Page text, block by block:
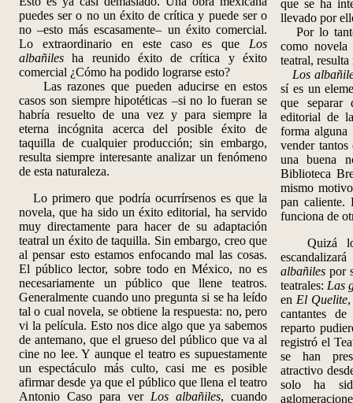
puedes ser o no un éxito de crítica y puede ser o
no –esto más escasamente– un éxito comercial.
Lo extraordinario en este caso es que Los
albañiles ha reunido éxito de crítica y éxito
comercial ¿Cómo ha podido lograrse esto?
Las razones que pueden aducirse en estos
casos son siempre hipotéticas –si no lo fueran se
habría resuelto de una vez y para siempre la
eterna incógnita acerca del posible éxito de
taquilla de cualquier producción; sin embargo,
resulta siempre interesante analizar un fenómeno
de esta naturaleza.
Lo primero que podría ocurrírsenos es que la
novela, que ha sido un éxito editorial, ha servido
muy directamente para hacer de su adaptación
teatral un éxito de taquilla. Sin embargo, creo que
al pensar esto estamos enfocando mal las cosas.
El público lector, sobre todo en México, no es
necesariamente un público que llene teatros.
Generalmente cuando uno pregunta si se ha leído
tal o cual novela, se obtiene la respuesta: no, pero
vi la película. Esto nos dice algo que ya sabemos
de antemano, que el grueso del público que va al
cine no lee. Y aunque el teatro es supuestamente
un espectáculo más culto, casi me es posible
afirmar desde ya que el público que llena el teatro
Antonio Caso para ver Los albañiles, cuando
que se ha
llevado por
Por lo
como
teatral,
Los
sí es un
que separar
editorial de
forma
vender
una buena
Biblioteca
mismo
pan caliente.
funciona de
Quizá lo
albañiles por
teatrales: Las
en El Quelite
cantantes
reparto
registró el
se han
atractivo
solo ha